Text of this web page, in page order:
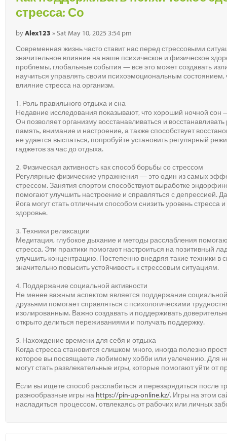
стресса: Со
byAlex123 » Sat May 10, 2025 3:54 pm
Современная жизнь часто ставит нас перед стрессовыми
значительное влияние на наше психическое и физическое
проблемы, глобальные события — все это может создавать
научиться управлять своим психоэмоциональным
влияние стресса на организм.
1. Роль правильного отдыха и сна
Недавние исследования показывают, что хороший ночной сон
Он позволяет организму восстанавливаться и
память, внимание и настроение, а также способствует
не удается выспаться, попробуйте установить регулярный
гаджетов за час до отдыха.
2. Физическая активность как способ борьбы со стрессом
Регулярные физические упражнения — это один из самых
стрессом. Занятия спортом способствуют выработке
помогают улучшить настроение и справляться с депрессией.
йога могут стать отличным способом снизить уровень стресса
здоровье.
3. Техники релаксации
Медитация, глубокое дыхание и методы расслабления
стресса. Эти практики помогают настроиться на позитивный
улучшить концентрацию. Постепенно внедряя такие техники
значительно повысить устойчивость к стрессовым ситуациям.
4. Поддержание социальной активности
Не менее важным аспектом является поддержание
друзьями помогает справляться с психологическими
изолированным. Важно создавать и поддерживать
открыто делиться переживаниями и получать поддержку.
5. Нахождение времени для себя и отдыха
Когда стресса становится слишком много, иногда полезно
которое вы посвящаете любимому хобби или увлечению. Для
могут стать развлекательные игры, которые помогают уйти от
Если вы ищете способ расслабиться и перезарядиться после
разнообразные игры на https://pin-up-online.kz/. Игры на этом
насладиться процессом, отвлекаясь от рабочих или личных